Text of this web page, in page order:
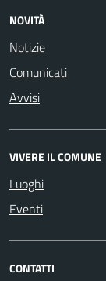
NOVITÀ
Notizie
Comunicati
Avvisi
VIVERE IL COMUNE
Luoghi
Eventi
CONTATTI